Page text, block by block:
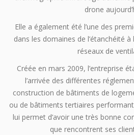
drone
Elle a également été l’une des
dans les domaines de l’étanchéité
réseaux de
Créée en mars 2009, l’entreprise
l’arrivée des différentes
construction de bâtiments de
ou de bâtiments tertiaires
lui permet d’avoir une très bonne
que rencontrent ses